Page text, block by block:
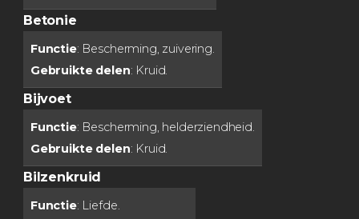
Betonie
Functie: Bescherming, zuivering.
Gebruikte delen: Kruid.
Bijvoet
Functie: Bescherming, helderziendheid.
Gebruikte delen: Kruid.
Bilzenkruid
Functie: Liefde.